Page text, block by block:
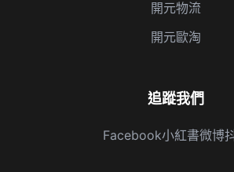
開元物流
開元歐淘
追蹤我們
Facebook小紅書微博